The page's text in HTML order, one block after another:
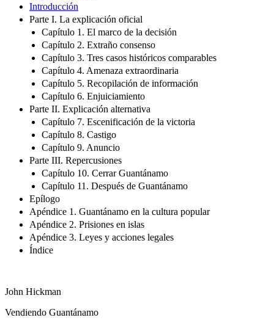
Introducción
Parte I. La explicación oficial
Capítulo 1. El marco de la decisión
Capítulo 2. Extraño consenso
Capítulo 3. Tres casos históricos comparables
Capítulo 4. Amenaza extraordinaria
Capítulo 5. Recopilación de información
Capítulo 6. Enjuiciamiento
Parte II. Explicación alternativa
Capítulo 7. Escenificación de la victoria
Capítulo 8. Castigo
Capítulo 9. Anuncio
Parte III. Repercusiones
Capítulo 10. Cerrar Guantánamo
Capítulo 11. Después de Guantánamo
Epílogo
Apéndice 1. Guantánamo en la cultura popular
Apéndice 2. Prisiones en islas
Apéndice 3. Leyes y acciones legales
Índice
John Hickman
Vendiendo Guantánamo